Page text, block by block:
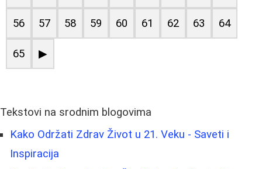
56 57 58 59 60 61 62 63 64
65 ▶
Tekstovi na srodnim blogovima
Kako Održati Zdrav Život u 21. Veku - Saveti i
Inspiracija